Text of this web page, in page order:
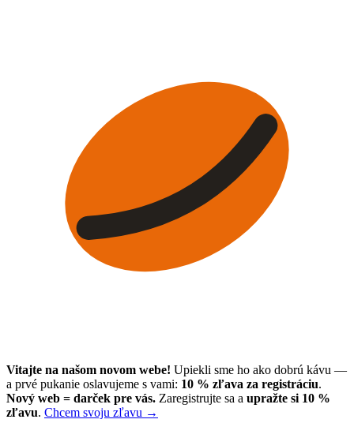
Vitajte na našom novom webe! Upiekli sme ho ako dobrú kávu —
a prvé pukanie oslavujeme s vami: 10 % zľava za registráciu.
Nový web = darček pre vás. Zaregistrujte sa a upražte si 10 %
zľavu. Chcem svoju zľavu →